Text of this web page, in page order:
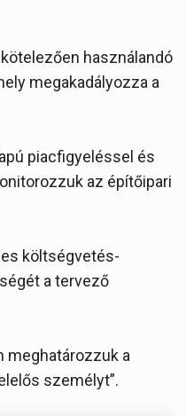
használandó
megakadályozza a
piacfigyeléssel és
az építőipari
költségvetés-
a tervező
meghatározzuk a
személyt”.